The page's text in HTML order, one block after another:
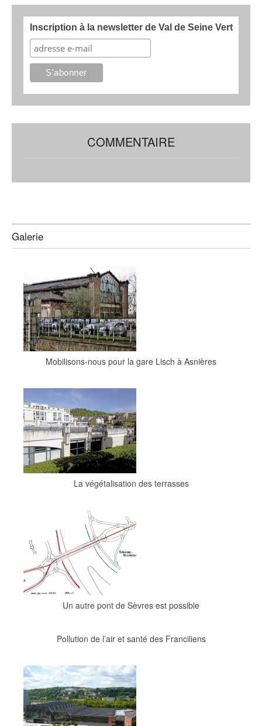
Inscription à la newsletter de Val de Seine Vert
COMMENTAIRE
Galerie
Mobilisons-nous pour la gare Lisch à Asnières
La végétalisation des terrasses
Un autre pont de Sèvres est possible
Pollution de l’air et santé des Franciliens